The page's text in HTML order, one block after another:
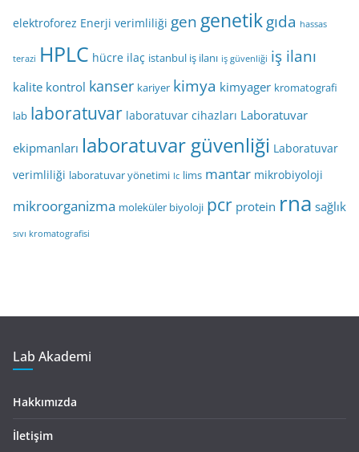
elektroforez Enerji verimliliği gen genetikgıda hassas
terazi HPLC hücre ilaç istanbul iş ilanı iş güvenliği iş ilanı
kalite kontrol kanser kariyer kimya kimyager kromatografi
lab laboratuvar laboratuvar cihazları Laboratuvar
ekipmanları laboratuvar güvenliği Laboratuvar
verimliliği laboratuvar yönetimi lc lims mantar mikrobiyoloji
mikroorganizma moleküler biyoloji pcr protein rna sağlık
sıvı kromatografisi
Lab Akademi
Hakkımızda
İletişim